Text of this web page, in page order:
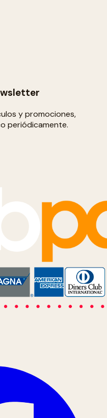
y promociones,
periódicamente.